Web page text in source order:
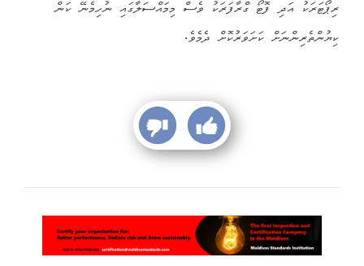
ރިޕޯޓަރަކު އަދި ފޮޓޯ ގްރާފަރަކު ވެސް މިމައްސަލާގައި ނުހިމެނޭ ކަން
ކިޔުންތެރިންނަށް ކަށަވަރުކޮށް ދެމެވެ.